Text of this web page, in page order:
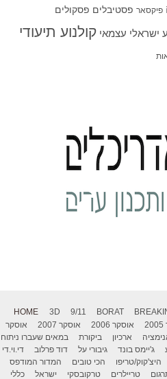
פיקסאר פסטיבלים פסקולים
ישראלי עצמאי קולנוע תיעודי
HOME 3D 9/11 BORAT
אוסקר 2006 אוסקר 2007
אוסקר
ארכיון ביקורת
במאים שעברו ניתוח
ג'יימס בונד גיבורי על דוד פרלוב
די.וי.די
היצ'קוק/טריפו הכי טובים
המדור המודפס
טריילרים טרקובסקי ישראל כללי